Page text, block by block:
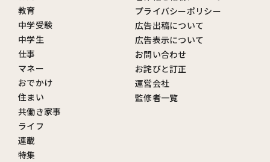
教育
中学受験
中学生
仕事
マネー
おでかけ
住まい
共働き家事
ライフ
連載
特集
プライバシーポリシー
広告出稿について
広告表示について
お問い合わせ
お詫びと訂正
運営会社
監修者一覧